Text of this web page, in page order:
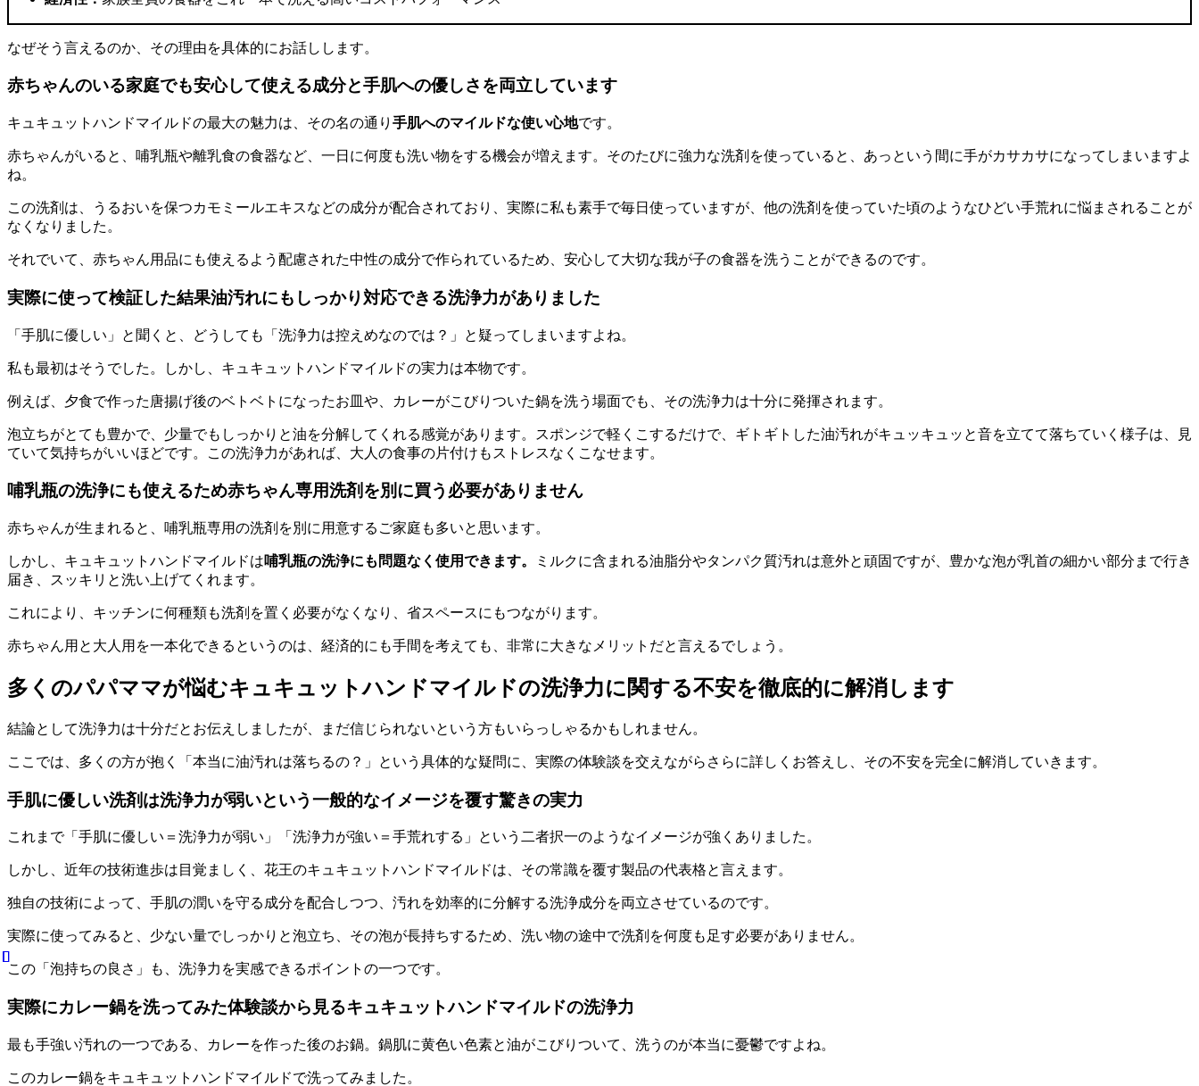
なぜそう言えるのか、その理由を具体的にお話しします。
赤ちゃんのいる家庭でも安心して使える成分と手肌への優しさを両立しています
キュキュットハンドマイルドの最大の魅力は、その名の通り 手肌へのマイルドな使い心地です。
赤ちゃんがいると、哺乳瓶や離乳食の食器など、一日に何度も洗い物をする機会が増えます。そのたびに強力な洗剤を使っていると、 あっという間に手がカサカサになってしまいますよ
ね。
この洗剤は、うるおいを保つカモミールエキスなどの成分が配合されており、実際に私も素手で毎日使っていますが、他の洗剤を使っていた頃のようなひどい手荒れに悩まされることが
なくなりました。
それでいて、 赤ちゃん用品にも使えるよう配慮された中性の成分で作られているため、安心して大切な我が子の食器を洗うことができるのです。
実際に使って検証した結果油汚れにもしっかり対応できる洗浄力がありました
「手肌に優しい」と聞くと、どうしても「洗浄力は控えめなのでは？」と疑ってしまいますよね。
私も最初はそうでした。しかし、 キュキュットハンドマイルドの実力は本物です。
例えば、夕食で作った唐揚げ後のベトベトになったお皿や、カレーがこびりついた鍋を洗う場面でも、その洗浄力は十分に発揮されます。
泡立ちがとても豊かで、少量でもしっかりと油を分解してくれる感覚があります。スポンジで軽くこするだけで、 ギトギトした油汚れがキュッキュッと音を立てて落ちていく 様子は、見
ていて気持ちがいいほどです。この洗浄力があれば、大人の食事の片付けもストレスなくこなせます。
哺乳瓶の洗浄にも使えるため赤ちゃん専用洗剤を別に買う必要がありません
赤ちゃんが生まれると、哺乳瓶専用の洗剤を別に用意するご家庭も多いと思います。
しかし、キュキュットハンドマイルドは哺乳瓶の洗浄にも問題なく使用できます。 ミルクに含まれる油脂分やタンパク質汚れは意外と頑固ですが、 豊かな泡が乳首の細かい部分まで行き
届き、スッキリと洗い上げてくれます。
これにより、キッチンに何種類も洗剤を置く必要がなくなり、省スペースにもつながります。
赤ちゃん用と大人用を一本化できる というのは、経済的にも手間を考えても、非常に大きなメリットだと言えるでしょう。
多くのパパママが悩むキュキュットハンドマイルドの洗浄力に関する不安を徹底的に解消します
結論として洗浄力は十分だとお伝えしましたが、まだ信じられないという方もいらっしゃるかもしれません。
ここでは、多くの方が抱く「本当に油汚れは落ちるの？」という具体的な疑問に、実際の体験談を交えながらさらに詳しくお答えし、その不安を完全に解消していきます。
手肌に優しい洗剤は洗浄力が弱いという一般的なイメージを覆す驚きの実力
これまで「手肌に優しい＝洗浄力が弱い」「洗浄力が強い＝手荒れする」という二者択一のようなイメージが強くありました。
しかし、近年の技術進歩は目覚ましく、花王のキュキュットハンドマイルドは、その常識を覆す製品の代表格と言えます。
独自の技術によって、 手肌の潤いを守る成分を配合しつつ、汚れを効率的に分解する洗浄成分を両立させているのです。
実際に使ってみると、少ない量でしっかりと泡立ち、その泡が長持ちするため、洗い物の途中で洗剤を何度も足す必要がありません。
この 「泡持ちの良さ」も、洗浄力を実感できるポイントの一つです。
実際にカレー鍋を洗ってみた体験談から見るキュキュットハンドマイルドの洗浄力
最も手強い汚れの一つである、カレーを作った後のお鍋。鍋肌に黄色い色素と油がこびりついて、洗うのが本当に憂鬱ですよね。
このカレー鍋をキュキュットハンドマイルドで洗ってみました。